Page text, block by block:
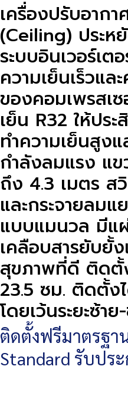
เครื่องปรับอาก
(Ceiling) ประห
ระบบอินเวอร์เต
ความเย็นเร็วแ
ของคอมเพรสเซ
เย็น R32 ให้ปร
ทำความเย็นสูงแ
กำลังลมแรง แ
ถึง 4.3 เมตร ส
และกระจายลมแ
แบบแมนวล มีแ
เคลือบสารยับยั้
สุขภาพที่ดี ติดตั้
23.5 ซม. ติดตั้ง
โดยเว้นระยะซ้า
ติดตั้งฟรีมาตรฐา
Standard รับปร